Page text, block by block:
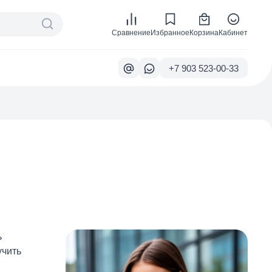
Сравнение Избранное КорзинаКабинет
+7 903 523-00-33